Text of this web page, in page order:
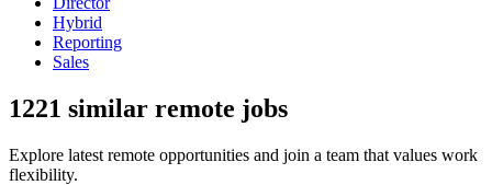
Hybrid
Reporting
Sales
1221 similar remote jobs
Explore latest remote opportunities and join a team that values work
flexibility.